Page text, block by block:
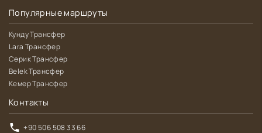
Популярные маршруты
Кунду Трансфер
Lara Трансфер
Серик Трансфер
Belek Трансфер
Кемер Трансфер
Контакты
+90 506 508 33 66